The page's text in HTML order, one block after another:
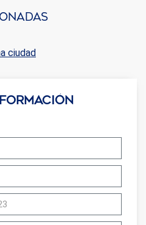
ciudad